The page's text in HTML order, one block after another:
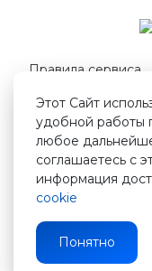
Этот Сайт
удобной работы
любое
соглашаетесь с
информация
cookie
Понятно
Правила сервиса
©